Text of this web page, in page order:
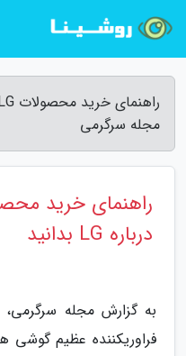
مجله سرگرمی
درباره LG بدانید
فراوریکننده عظیم